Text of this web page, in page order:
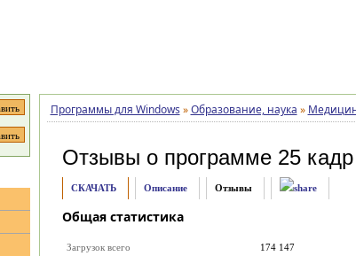
Программы для Windows » Образование, наука »
Отзывы о программе 25 кадр
СКАЧАТЬ Описание Отзывы
Общая статистика
Загрузок всего
174 147